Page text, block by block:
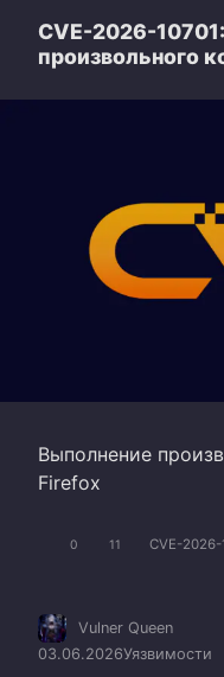
CVE-2026-
произвольного
Выполнение
Firefox
0 11 CVE-2026-
Vulner Queen
03.06.2026Уязвимости